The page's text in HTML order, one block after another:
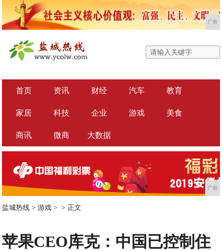
广告
首页 资讯 财经 汽车 教育
家居 科技 企业 游戏 美食
商讯 微商 大数据
广告
盐城热线 >游戏 > > 正文
苹果CEO库克：中国已控制住